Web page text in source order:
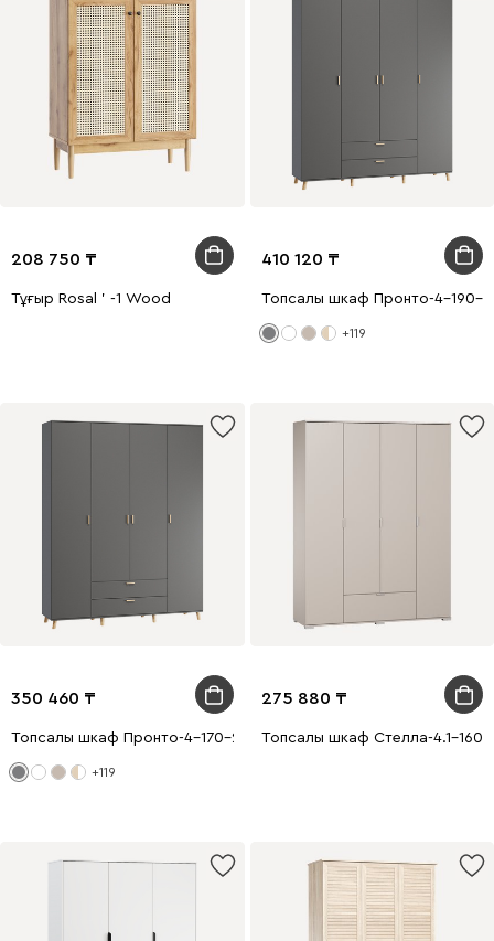
208 750
Тұғыр Rosal ' -1 Wood
410 120
Топсалы шкаф Пронто-4-190-
+119
350 460
Топсалы шкаф Пронто-4-170-210 Сұр
+119
275 880
Топсалы шкаф Стелла-4.1-160-